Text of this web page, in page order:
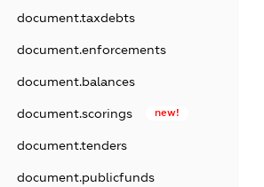
document.taxdebts
document.enforcements
document.balances
document.scorings new!
document.tenders
document.publicfunds